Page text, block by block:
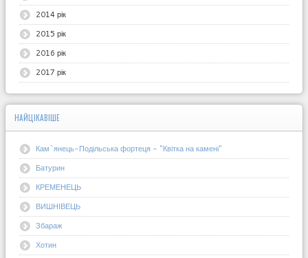
2014 рік
2015 рік
2016 рік
2017 рік
НАЙЦІКАВІШЕ
Кам`янець-Подільська фортеця - "Квітка на камені"
Батурин
КРЕМЕНЕЦЬ
ВИШНІВЕЦЬ
Збараж
Хотин